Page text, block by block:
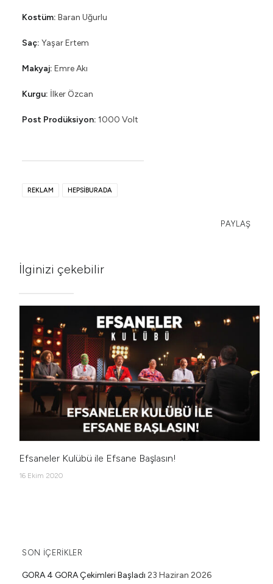
Kostüm: Baran Uğurlu
Saç: Yaşar Ertem
Makyaj: Emre Akı
Kurgu: İlker Özcan
Post Prodüksiyon: 1000 Volt
REKLAM HEPSIBURADA
PAYLAŞ
İlginizi çekebilir
Efsaneler Kulübü ile Efsane Başlasın!
16 Ekim 2020
SON İÇERIKLER
GORA 4 GORA Çekimleri Başladı 23 Haziran 2026